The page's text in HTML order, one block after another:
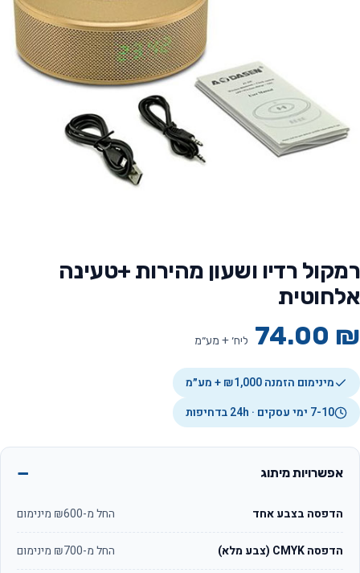
רמקול רדיו ושעון מהירות +טעינה
אלחוטית
74.00 ₪ ליח׳ + מע״מ
מינימום הזמנה ₪1,000 + מע״מ
7-10 ימי עסקים · 24h בדחיפות
אפשרויות מיתוג
הדפסה בצבע אחד החל מ-₪600 מינימום
הדפסה CMYK (צבע מלא) החל מ-₪700 מינימום